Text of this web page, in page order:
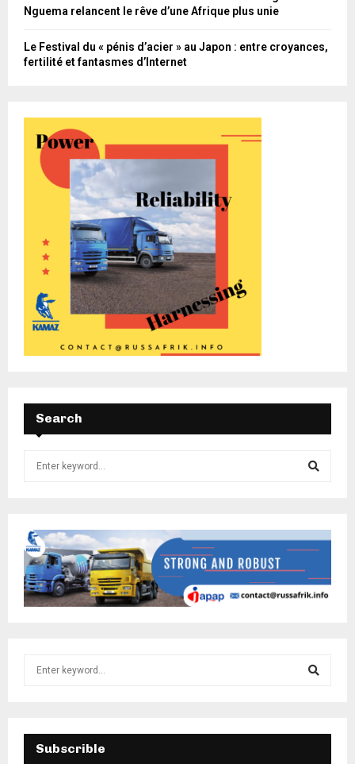
Nguema relancent le rêve d’une Afrique plus unie
Le Festival du « pénis d’acier » au Japon : entre croyances,
fertilité et fantasmes d’Internet
Search
Subscrible